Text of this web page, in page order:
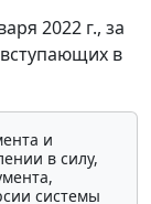
2022 г., за
в
и
в силу,
системы